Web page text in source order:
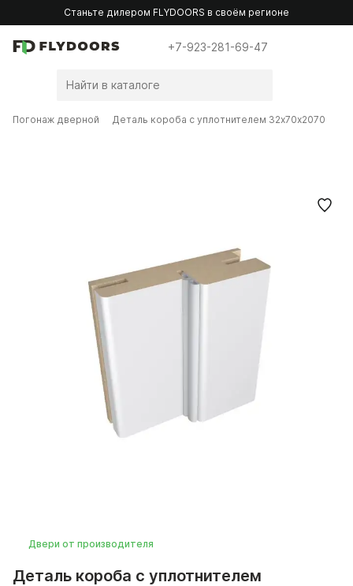
Станьте дилером FLYDOORS в своём регионе
+7-923-281-69-47
Погонаж дверной Деталь короба с уплотнителем 32х70х2070
Двери от производителя
Деталь короба с уплотнителем